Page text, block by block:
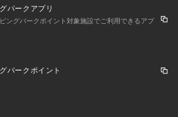
ショートスリーブ 練習着 黒 ブラック
04 メンズ めんず レディース れで
ラクティスウェア プラシャツ 吸汗速乾
パークアプリ
ングパークポイント対象施設でご利用できるアプ
パークポイント